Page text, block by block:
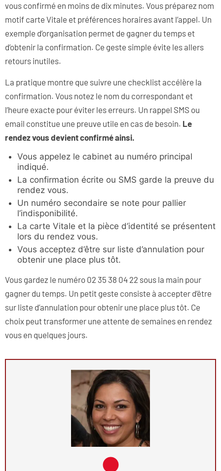
vous confirmé en moins de dix minutes. Vous préparez nom
motif carte Vitale et préférences horaires avant l’appel. Un
exemple d’organisation permet de gagner du temps et
d’obtenir la confirmation. Ce geste simple évite les allers
retours inutiles.
La pratique montre que suivre une checklist accélère la
confirmation. Vous notez le nom du correspondant et
l’heure exacte pour éviter les erreurs. Un rappel SMS ou
email constitue une preuve utile en cas de besoin. Le
rendez vous devient confirmé ainsi.
Vous appelez le cabinet au numéro principal
indiqué.
La confirmation écrite ou SMS garde la preuve du
rendez vous.
Un numéro secondaire se note pour pallier
l’indisponibilité.
La carte Vitale et la pièce d’identité se présentent
lors du rendez vous.
Vous acceptez d’être sur liste d’annulation pour
obtenir une place plus tôt.
Vous gardez le numéro 02 35 38 04 22 sous la main pour
gagner du temps. Un petit geste consiste à accepter d’être
sur liste d’annulation pour obtenir une place plus tôt. Ce
choix peut transformer une attente de semaines en rendez
vous en quelques jours.